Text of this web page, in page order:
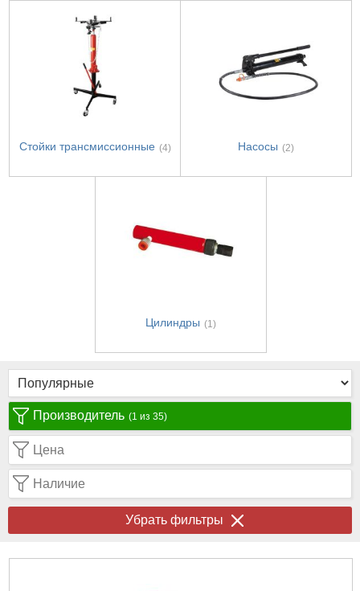
Стойки трансмиссионные (4) Насосы (2)
Цилиндры (1)
Производитель (1 из 35)
Цена
Наличие
Убрать фильтры